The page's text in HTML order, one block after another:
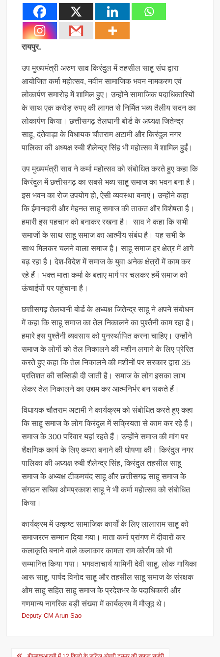
रायपुर.
उप मुख्यमंत्री अरुण साव किरंदुल में तहसील साहू संघ द्वारा
आयोजित कर्मा महोत्सव, नवीन सामाजिक भवन नामकरण एवं
लोकार्पण समारोह में शामिल हुए। उन्होंने सामाजिक पदाधिकारियों
के साथ एक करोड़ रुपए की लागत से निर्मित भव्य तैलीय सदन का
लोकार्पण किया। छत्तीसगढ़ तेलघानी बोर्ड के अध्यक्ष जितेन्द्र
साहू, दंतेवाड़ा के विधायक चौतराम अटामी और किरंदुल नगर
पालिका की अध्यक्ष रुबी शैलेन्द्र सिंह भी महोत्सव में शामिल हुईं।
उप मुख्यमंत्री साव ने कर्मा महोत्सव को संबोधित करते हुए कहा कि
किरंदुल में छत्तीसगढ़ का सबसे भव्य साहू समाज का भवन बना है।
इस भवन का रोज उपयोग हो, ऐसी व्यवस्था बनाएं। उन्होंने कहा
कि ईमानदारी और मेहनत साहू समाज की ताकत और विशेषता है।
हमारी इस पहचान को बनाकर रखना है। साव ने कहा कि सभी
समाजों के साथ साहू समाज का आत्मीय संबंध है। यह सभी के
साथ मिलकर चलने वाला समाज है। साहू समाज हर क्षेत्र में आगे
बढ़ रहा है। देश-विदेश में समाज के युवा अनेक क्षेत्रों में काम कर
रहे हैं। भक्त माता कर्मा के बताए मार्ग पर चलकर हमें समाज को
ऊंचाईयों पर पहुंचाना है।
छत्तीसगढ़ तेलघानी बोर्ड के अध्यक्ष जितेन्द्र साहू ने अपने संबोधन
में कहा कि साहू समाज का तेल निकालने का पुश्तैनी काम रहा है।
हमारे इस पुश्तैनी व्यवसाय को पुनर्स्थापित करना चाहिए। उन्होंने
समाज के लोगों को तेल निकालने की मशीन लगाने के लिए प्रेरित
करते हुए कहा कि तेल निकालने की मशीनों पर सरकार द्वारा 35
प्रतिशत की सब्सिडी दी जाती है। समाज के लोग इसका लाभ
लेकर तेल निकालने का उद्यम कर आत्मनिर्भर बन सकते हैं।
विधायक चौतराम अटामी ने कार्यक्रम को संबोधित करते हुए कहा
कि साहू समाज के लोग किरंदुल में सक्रियता से काम कर रहे हैं।
समाज के 300 परिवार यहां रहते हैं। उन्होंने समाज की मांग पर
शैक्षणिक कार्य के लिए कमरा बनाने की घोषणा की। किरंदुल नगर
पालिका की अध्यक्ष रुबी शैलेन्द्र सिंह, किरंदुल तहसील साहू
समाज के अध्यक्ष टीकमचंद साहू और छत्तीसगढ़ साहू समाज के
संगठन सचिव ओमप्रकाश साहू ने भी कर्मा महोत्सव को संबोधित
किया।
कार्यक्रम में उत्कृष्ट सामाजिक कार्यों के लिए लालाराम साहू को
समाजरत्न सम्मान दिया गया। माता कर्मा प्रांगण में दीवारों कर
कलाकृति बनाने वाले कलाकार कामता राम कोर्राम को भी
सम्मानित किया गया। भगवताचार्य यामिनी देवी साहू, लोक गायिका
आरू साहू, पार्षद विनोद साहू और तहसील साहू समाज के संरक्षक
ओम साहू सहित साहू समाज के प्रदेशभर के पदाधिकारी और
गणमान्य नागरिक बड़ी संख्या में कार्यक्रम में मौजूद थे।
Deputy CM Arun Sao